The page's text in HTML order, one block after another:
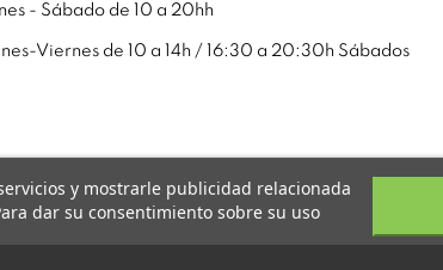
- Sábado de 10 a 20hh
Viernes de 10 a 14h / 16:30 a 20:30h Sábados
y mostrarle publicidad relacionada
dar su consentimiento sobre su uso